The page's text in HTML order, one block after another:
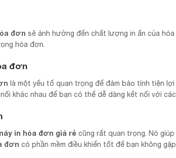
đơn sẽ ảnh hưởng đến chất lượng in ấn của
hóa đơn.
đơn
là một yếu tố quan trọng để đảm bảo tính tiện
khác nhau để bạn có thể dễ dàng kết nối với
in hóa đơn giá rẻ cũng rất quan trọng. Nó
đơn có phần mềm điều khiển tốt để bạn không